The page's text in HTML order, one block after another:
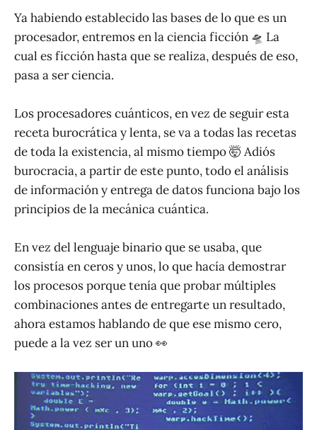
Ya habiendo establecido las bases de lo que es un
procesador, entremos en la ciencia ficción 🛸 La
cual es ficción hasta que se realiza, después de eso,
pasa a ser ciencia.
Los procesadores cuánticos, en vez de seguir esta
receta burocrática y lenta, se va a todas las recetas
de toda la existencia, al mismo tiempo 🤯 Adiós
burocracia, a partir de este punto, todo el análisis
de información y entrega de datos funciona bajo los
principios de la mecánica cuántica.
En vez del lenguaje binario que se usaba, que
consistía en ceros y unos, lo que hacía demostrar
los procesos porque tenía que probar múltiples
combinaciones antes de entregarte un resultado,
ahora estamos hablando de que ese mismo cero,
puede a la vez ser un uno 👀